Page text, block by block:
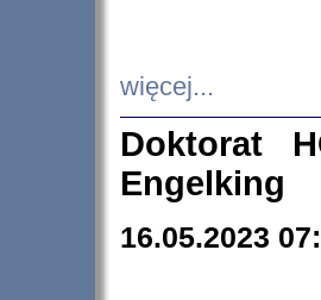
więcej...
Doktorat
Engelking
16.05.2023